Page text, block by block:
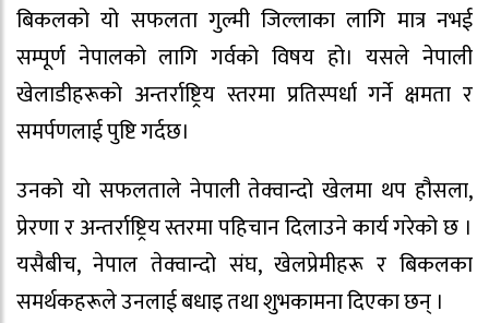
बिकलको यो सफलता गुल्मी जिल्लाका लागि मात्र नभई
सम्पूर्ण नेपालको लागि गर्वको विषय हो। यसले नेपाली
खेलाडीहरूको अन्तर्राष्ट्रिय स्तरमा प्रतिस्पर्धा गर्ने क्षमता र
समर्पणलाई पुष्टि गर्दछ।
उनको यो सफलताले नेपाली तेक्वान्दो खेलमा थप हौसला,
प्रेरणा र अन्तर्राष्ट्रिय स्तरमा पहिचान दिलाउने कार्य गरेको छ ।
यसैबीच, नेपाल तेक्वान्दो संघ, खेलप्रेमीहरू र बिकलका
समर्थकहरूले उनलाई बधाइ तथा शुभकामना दिएका छन् ।